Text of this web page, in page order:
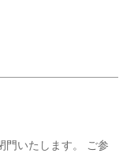
門いたします。 ご参